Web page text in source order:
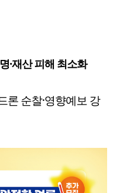
·재산 피해 최소화
론 순찰·영향예보 강